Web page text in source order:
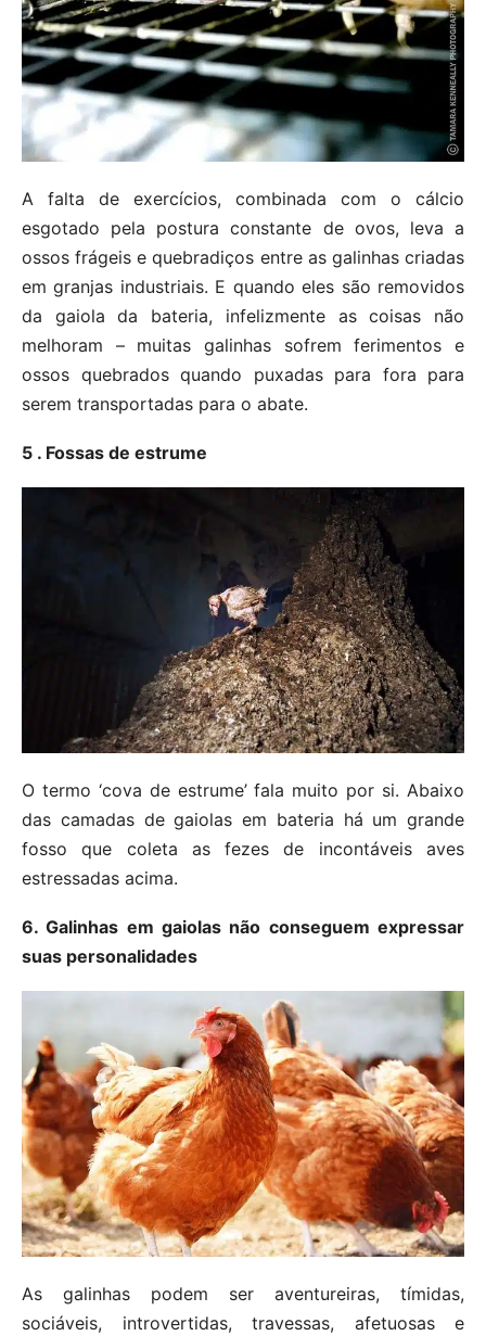
A falta de exercícios, combinada com o cálcio
esgotado pela postura constante de ovos, leva a
ossos frágeis e quebradiços entre as galinhas criadas
em granjas industriais. E quando eles são removidos
da gaiola da bateria, infelizmente as coisas não
melhoram – muitas galinhas sofrem ferimentos e
ossos quebrados quando puxadas para fora para
serem transportadas para o abate.
5 . Fossas de estrume
O termo ‘cova de estrume’ fala muito por si. Abaixo
das camadas de gaiolas em bateria há um grande
fosso que coleta as fezes de incontáveis ​​aves
estressadas ​​acima.
6. Galinhas em gaiolas não conseguem expressar
suas personalidades
As galinhas podem ser aventureiras, tímidas,
sociáveis, introvertidas, travessas, afetuosas e